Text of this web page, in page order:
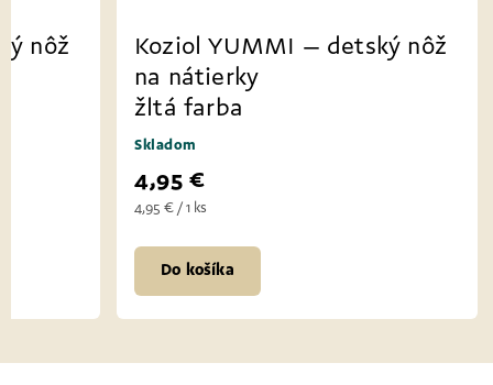
nôž
Koziol YUMMI – detský nôž
na nátierky
žltá farba
Skladom
4,95 €
4,95 € / 1 ks
Do košíka